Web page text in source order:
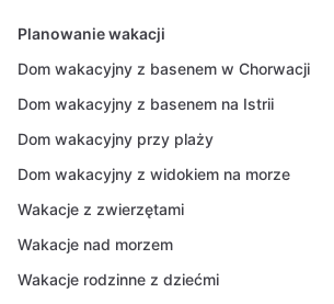
Planowanie wakacji
Dom wakacyjny z basenem w Chorwacji
Dom wakacyjny z basenem na Istrii
Dom wakacyjny przy plaży
Dom wakacyjny z widokiem na morze
Wakacje z zwierzętami
Wakacje nad morzem
Wakacje rodzinne z dziećmi